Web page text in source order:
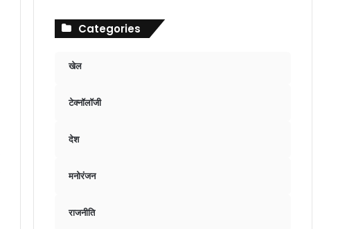
Categories
खेल
टेक्नॉलॉजी
देश
मनोरंजन
राजनीति